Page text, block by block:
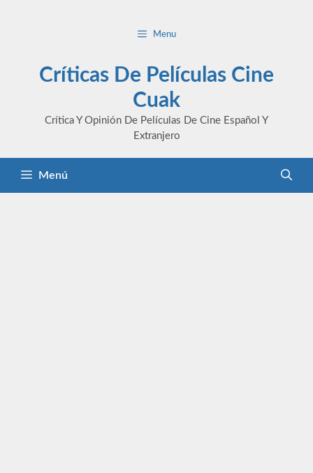
Menu
Críticas De Películas Cine
Cuak
Crítica Y Opinión De Películas De Cine Español Y
Extranjero
Menú